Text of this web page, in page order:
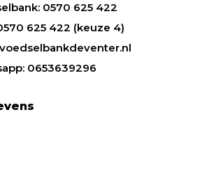
0570 625 422
625 422 (keuze 4)
0653639296